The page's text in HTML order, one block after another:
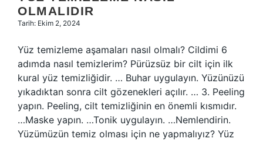
OLMALIDIR
Tarih: Ekim 2, 2024
Yüz temizleme aşamaları nasıl olmalı? Cildimi 6
adımda nasıl temizlerim? Pürüzsüz bir cilt için ilk
kural yüz temizliğidir. … Buhar uygulayın. Yüzünüzü
yıkadıktan sonra cilt gözenekleri açılır. … 3. Peeling
yapın. Peeling, cilt temizliğinin en önemli kısmıdır.
…Maske yapın. …Tonik uygulayın. …Nemlendirin.
Yüzümüzün temiz olması için ne yapmalıyız? Yüz